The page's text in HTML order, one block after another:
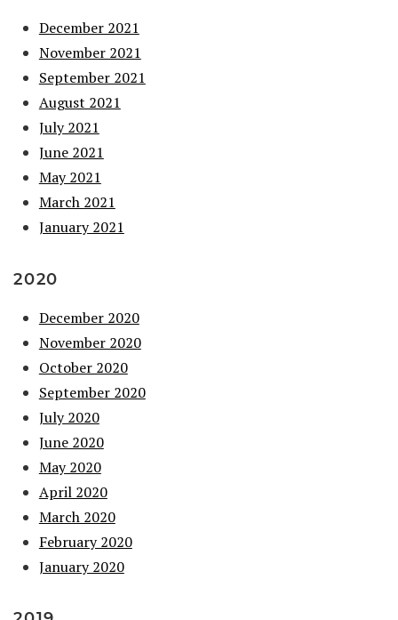
December 2021
November 2021
September 2021
August 2021
July 2021
June 2021
May 2021
March 2021
January 2021
2020
December 2020
November 2020
October 2020
September 2020
July 2020
June 2020
May 2020
April 2020
March 2020
February 2020
January 2020